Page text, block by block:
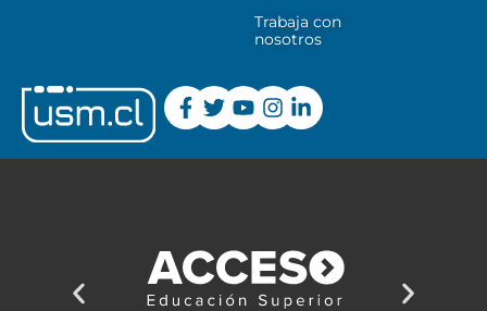
Trabaja con
nosotros